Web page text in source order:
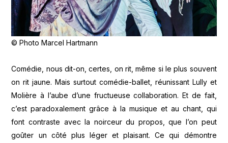
© Photo Marcel Hartmann
Comédie, nous dit-on, certes, on rit, même si le plus souvent
on rit jaune. Mais surtout comédie-ballet, réunissant Lully et
Molière à l’aube d’une fructueuse collaboration. Et de fait,
c’est paradoxalement grâce à la musique et au chant, qui
font contraste avec la noirceur du propos, que l’on peut
goûter un côté plus léger et plaisant. Ce qui démontre